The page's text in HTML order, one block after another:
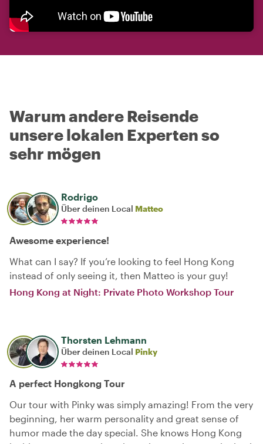
Warum andere Reisende
unsere lokalen Experten so
sehr mögen
Rodrigo
Über deinen Local Matteo
Awesome experience!
What can I say? If you’re looking to feel Hong Kong
instead of only seeing it, then Matteo is your guy!
Hong Kong at Night: Private Photo Workshop Tour
Thorsten Lehmann
Über deinen Local Pinky
A perfect Hongkong Tour
Our tour with Pinky was simply amazing! From the very
beginning, her warm personality and great sense of
humor made the day special. She knows Hong Kong